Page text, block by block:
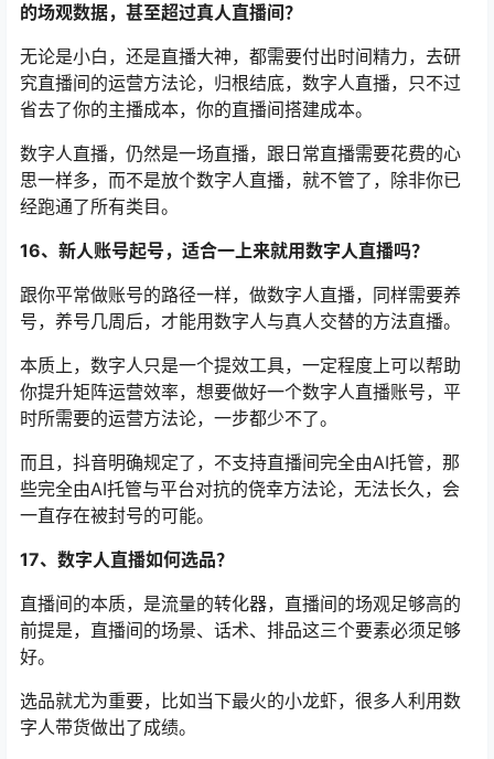
的场观数据，甚至超过真人直播间？
无论是小白，还是直播大神，都需要付出时间精力，去研
究直播间的运营方法论，归根结底，数字人直播，只不过
省去了你的主播成本，你的直播间搭建成本。
数字人直播，仍然是一场直播，跟日常直播需要花费的心
思一样多，而不是放个数字人直播，就不管了，除非你已
经跑通了所有类目。
16、新人账号起号，适合一上来就用数字人直播吗？
跟你平常做账号的路径一样，做数字人直播，同样需要养
号，养号几周后，才能用数字人与真人交替的方法直播。
本质上，数字人只是一个提效工具，一定程度上可以帮助
你提升矩阵运营效率，想要做好一个数字人直播账号，平
时所需要的运营方法论，一步都少不了。
而且，抖音明确规定了，不支持直播间完全由AI托管，那
些完全由AI托管与平台对抗的侥幸方法论，无法长久，会
一直存在被封号的可能。
17、数字人直播如何选品？
直播间的本质，是流量的转化器，直播间的场观足够高的
前提是，直播间的场景、话术、排品这三个要素必须足够
好。
选品就尤为重要，比如当下最火的小龙虾，很多人利用数
字人带货做出了成绩。